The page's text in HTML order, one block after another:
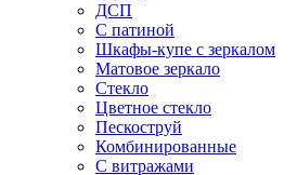
ДСП
С патиной
Шкафы-купе с зеркалом
Матовое зеркало
Стекло
Цветное стекло
Пескоструй
Комбинированные
С витражами